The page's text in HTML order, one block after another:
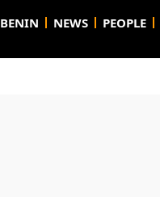
BENIN NEWS PEOPLE